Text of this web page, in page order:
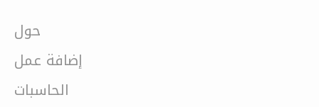
حول
إضافة عمل
الحاسبات